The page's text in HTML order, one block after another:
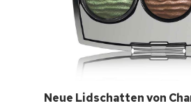
Neue Lidschatten von